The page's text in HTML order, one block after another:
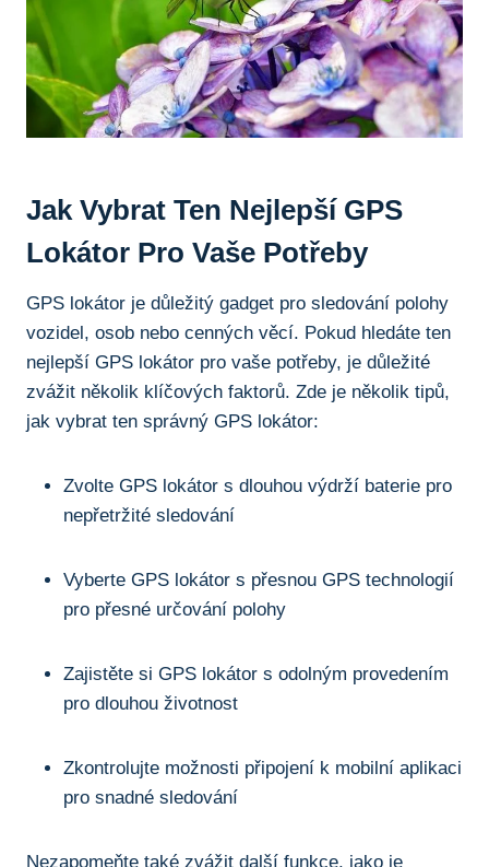
Jak Vybrat Ten ‍Nejlepší GPS
Lokátor Pro‍ Vaše Potřeby
GPS ⁢lokátor je důležitý⁣ gadget pro sledování polohy
vozidel, osob​ nebo cenných věcí. ⁤Pokud hledáte ‌ten
nejlepší GPS⁢ lokátor⁢ pro‌ vaše potřeby,⁣ je důležité
zvážit několik​ klíčových faktorů. Zde je několik tipů,
jak vybrat ten správný GPS lokátor:
Zvolte GPS lokátor‍ s dlouhou výdrží baterie pro
nepřetržité sledování
Vyberte GPS lokátor ⁤s ‌přesnou ‍GPS technologií
pro přesné určování polohy
Zajistěte si GPS lokátor s odolným provedením
⁤pro dlouhou životnost
Zkontrolujte možnosti připojení k mobilní aplikaci
pro snadné ​sledování
Nezapomeňte také zvážit další funkce, jako je